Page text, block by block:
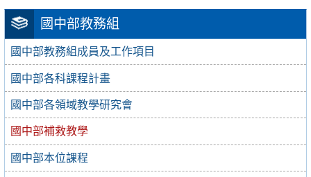
國中部教務組
國中部教務組成員及工作項目
國中部各科課程計畫
國中部各領域教學研究會
國中部補救教學
國中部本位課程